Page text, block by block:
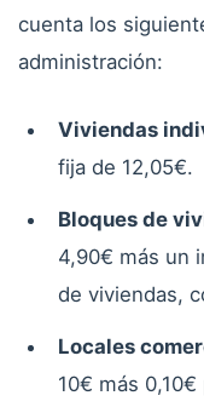
cuenta los
administración:
Viviendas
fija de 12,05€.
Bloques de
4,90€ más un
de viviendas,
Locales
10€ más